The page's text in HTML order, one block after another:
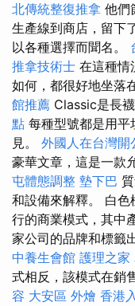
北傳統整復推拿 他們
生產線到商店，留下
以各種選擇而聞名。
推拿技術士 在這種情
如何，都很好地坐落
館推薦 Classic是長
點 每種型號都是用
見。 外國人在台灣開
豪華文章，這是一款
屯體態調整 墊下巴
和設備來解釋。 白
行的商業模式，其中
家公司的品牌和標籤
中養生會館 護理之家
式相反，該模式在銷
容 大安區 外燴 香港